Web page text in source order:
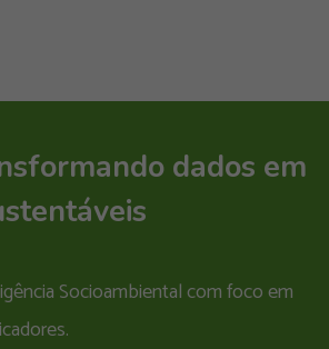
dados em
Socioambiental com foco em